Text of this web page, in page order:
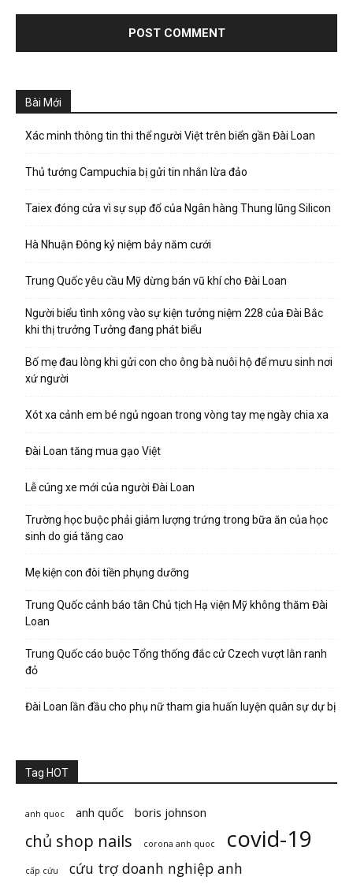
Bài Mới
Xác minh thông tin thi thể người Việt trên biển gần Đài Loan
Thủ tướng Campuchia bị gửi tin nhắn lừa đảo
Taiex đóng cửa vì sự sụp đổ của Ngân hàng Thung lũng Silicon
Hà Nhuận Đông kỷ niệm bảy năm cưới
Trung Quốc yêu cầu Mỹ dừng bán vũ khí cho Đài Loan
Người biểu tình xông vào sự kiện tưởng niệm 228 của Đài Bắc
khi thị trưởng Tưởng đang phát biểu
Bố mẹ đau lòng khi gửi con cho ông bà nuôi hộ để mưu sinh nơi
xứ người
Xót xa cảnh em bé ngủ ngoan trong vòng tay mẹ ngày chia xa
Đài Loan tăng mua gạo Việt
Lễ cúng xe mới của người Đài Loan
Trường học buộc phải giảm lượng trứng trong bữa ăn của học
sinh do giá tăng cao
Mẹ kiện con đòi tiền phụng dưỡng
Trung Quốc cảnh báo tân Chủ tịch Hạ viện Mỹ không thăm Đài
Loan
Trung Quốc cáo buộc Tổng thống đắc cử Czech vượt lằn ranh
đỏ
Đài Loan lần đầu cho phụ nữ tham gia huấn luyện quân sự dự bị
Tag HOT
anh quoc anh quốc boris johnson
chủ shop nails corona anh quoc covid-19
cấp cứu cứu trợ doanh nghiệp anh